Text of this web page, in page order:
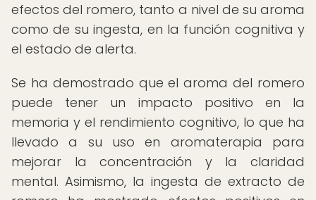
efectos del romero, tanto a nivel de su aroma
como de su ingesta, en la función cognitiva y
el estado de alerta.
Se ha demostrado que el aroma del romero
puede tener un impacto positivo en la
memoria y el rendimiento cognitivo, lo que ha
llevado a su uso en aromaterapia para
mejorar la concentración y la claridad
mental. Asimismo, la ingesta de extracto de